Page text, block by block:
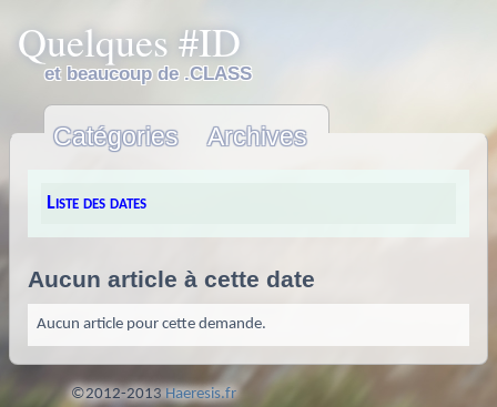
Liste des dates
Aucun article à cette date
Aucun article pour cette demande.
Quelques #ID
et beaucoup de .CLASS
Catégories Archives
©2012-2013 Haeresis.fr